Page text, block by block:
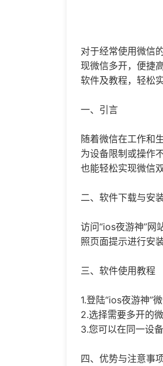
对于经常使用微信
现微信多开，便捷
软件及教程，轻松
一、引言
随着微信在工作和
为设备限制或操作
也能轻松实现微信
二、软件下载与安
访问“ios夜游神”网
照页面提示进行安
三、软件使用教程
1.登陆“ios夜游神”
2.选择需要多开的
3.您可以在同一设
四、优势与注意事